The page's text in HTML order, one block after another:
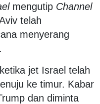
mengutip Channel
telah
menyerang
jet Israel telah
ke timur. Kabar
dan diminta